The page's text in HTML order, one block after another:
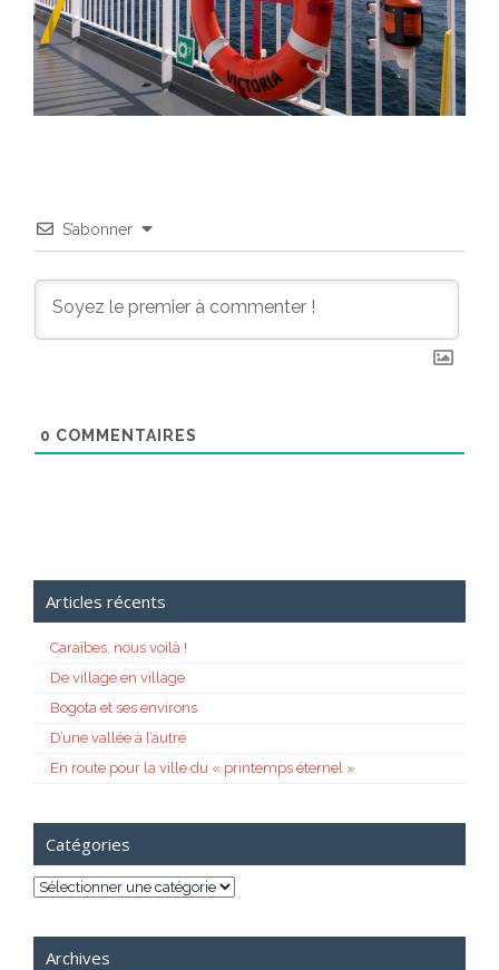
S’abonner
0 COMMENTAIRES
Articles récents
Caraïbes, nous voilà !
De village en village
Bogota et ses environs
D’une vallée à l’autre
En route pour la ville du « printemps éternel »
Catégories
Catégories
Archives